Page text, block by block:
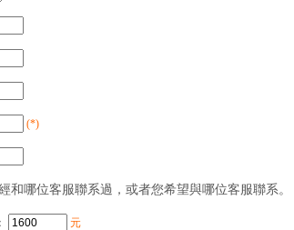
(*)
和哪位客服聯系過，或者您希望與哪位客服聯系。
元